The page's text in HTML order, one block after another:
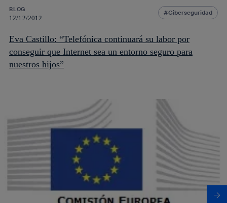
BLOG
12/12/2012
Ciberseguridad
Eva Castillo: “Telefónica continuará su labor por
conseguir que Internet sea un entorno seguro para
nuestros hijos”